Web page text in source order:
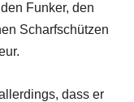
Funker, den
Scharfschützen
dass er